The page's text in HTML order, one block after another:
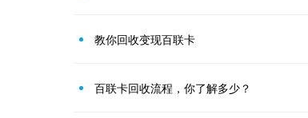
教你回收变现百联卡
百联卡回收流程，你了解多少？